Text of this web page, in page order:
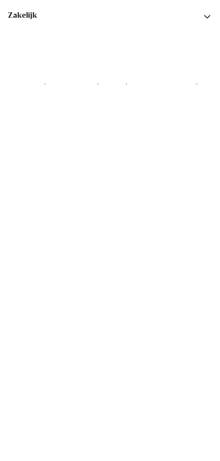
Zakelijk